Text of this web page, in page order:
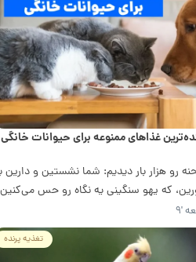
غذاهای ممنوعه برای حیوانات خانگی
رو هزار بار دیدیم: شما نشستین و دارین
که یهو سنگینی یه نگاه رو حس
'۹
تغذیه پرنده